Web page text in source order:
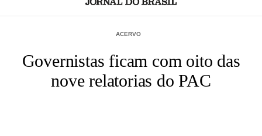
ACERVO
Governistas ficam com oito das
nove relatorias do PAC